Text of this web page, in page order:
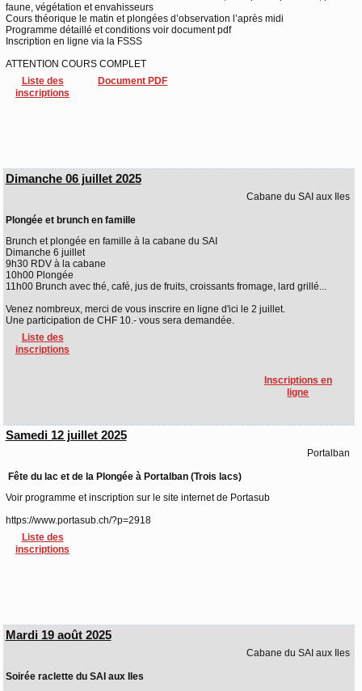
faune, végétation et envahisseurs
Cours théorique le matin et plongées d’observation l’après midi
Programme détaillé et conditions voir document pdf
Inscription en ligne via la FSSS
ATTENTION COURS COMPLET
Liste des
inscriptions
Document PDF
Dimanche 06 juillet 2025
Cabane du SAI aux Iles
Plongée et brunch en famille
Brunch et plongée en famille à la cabane du SAI
Dimanche 6 juillet
9h30 RDV à la cabane
10h00 Plongée
11h00 Brunch avec thé, café, jus de fruits, croissants fromage, lard grillé...
Venez nombreux, merci de vous inscrire en ligne d'ici le 2 juillet.
Une participation de CHF 10.- vous sera demandée.
Liste des
inscriptions
Inscriptions en
ligne
Samedi 12 juillet 2025
Portalban
Fête du lac et de la Plongée à Portalban (Trois lacs)
Voir programme et inscription sur le site internet de Portasub
https://www.portasub.ch/?p=2918
Liste des
inscriptions
Mardi 19 août 2025
Cabane du SAI aux Iles
Soirée raclette du SAI aux Iles